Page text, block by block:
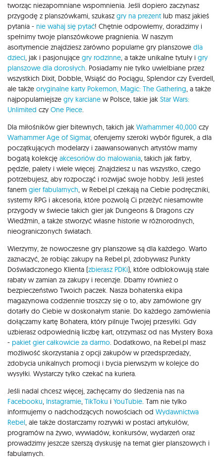
tworząc niezapomniane wspomnienia. Jeśli dopiero zaczynasz
przygodę z planszówkami, szukasz gry na prezent lub masz jakieś
pytania - nie wahaj się pytać! Chętnie odpowiemy, doradzimy i
spełnimy twoje planszówkowe pragnienia. W naszym
asortymencie znajdziesz zarówno popularne gry planszowe dla
dzieci, jak i pasjonujące gry rodzinne, a także unikalne tytuły i gry
planszowe dla dorosłych. Posiadamy nie tylko uwielbiane przez
wszystkich Dixit, Dobble, Wsiąść do Pociągu, Splendor czy Everdell,
ale także oryginalne karty Pokemon, Magic: The Gathering, a także
najpopularniejsze gry karciane w Polsce, takie jak Star Wars:
Unlimited czy One Piece.
Dla miłośników gier bitewnych, takich jak Warhammer 40,000 czy
Warhammer Age of Sigmar, oferujemy szeroki wybór figurek, a dla
początkujących modelarzy i zaawansowanych artystów mamy
bogatą kolekcję akcesoriów do malowania, takich jak farby,
pędzle, palety i wiele więcej. Znajdziesz u nas wszystko, czego
potrzebujesz, aby rozpocząć i rozwijać swoje hobby. Jeśli jesteś
fanem gier fabularnych, w Rebel.pl czekają na Ciebie podręczniki,
systemy RPG i akcesoria, które pozwolą Ci przeżyć niesamowite
przygody w świecie takich gier jak Dungeons & Dragons czy
Wiedźmin, a także stworzyć własne historie w różnorodnych,
nieograniczonych światach.
Wierzymy, że nowoczesne gry planszowe są dla każdego. Warto
zaznaczyć, że robiąc zakupy na Rebel.pl, zdobywasz Punkty
Doświadczonego Klienta (zbierasz PDKi), które odblokowują stałe
rabaty w zamian za zakupy i recenzje. Dbamy również o
bezpieczeństwo Twoich paczek. Nasza bohaterska ekipa
magazynowa codziennie troszczy się o to, aby zamówione gry
dotarły do Ciebie w doskonałym stanie. Do każdego zamówienia
dołączamy kartę Bohatera, który pilnuje Twojej przesyłki. Gdy
uzbierasz odpowiednią liczbę kart, otrzymasz od nas Mystery Boxa
- pakiet gier całkowicie za darmo. Dodatkowo, na Rebel.pl masz
możliwość skorzystania z opcji zakupów w przedsprzedaży,
zdobycia unikalnych promocji i bycia pierwszym w kolejce do
wysyłki. Wystarczy tylko czekać na kuriera.
Jeśli nadal chcesz więcej, zachęcamy do śledzenia nas na
Facebooku, Instagramie, TikToku i YouTubie. Tam nie tylko
informujemy o nadchodzących nowościach od Wydawnictwa
Rebel, ale także dostarczamy rozrywki w postaci artykułów,
programów na żywo, wywiadów, konkursów, wydarzeń oraz
prowadzimy jeszcze szerszą dyskusję na temat gier planszowych i
fabularnych.